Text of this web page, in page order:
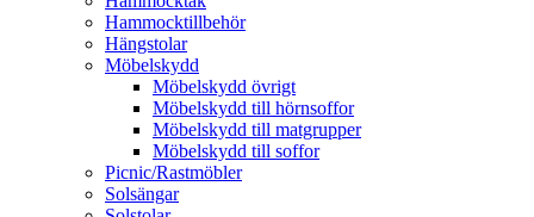
Hammocktillbehör
Hängstolar
Möbelskydd
Möbelskydd övrigt
Möbelskydd till hörnsoffor
Möbelskydd till matgrupper
Möbelskydd till soffor
Picnic/Rastmöbler
Solsängar